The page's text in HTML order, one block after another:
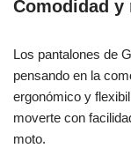
Comodidad y
Los pantalones de
pensando en la
ergonómico y
moverte con
moto.